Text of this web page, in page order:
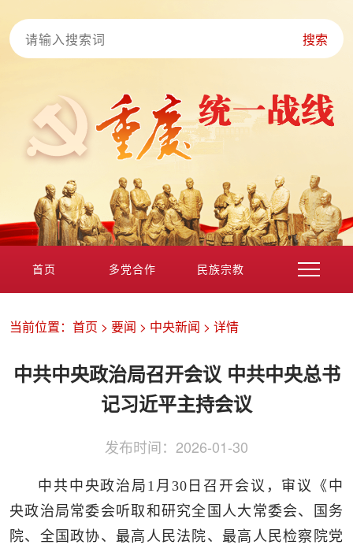
搜索
首页 多党合作 民族宗教
侨务工作 区县动态 统战历史文化
当前位置： 首页 > 要闻 > 中央新闻 > 详情
中共中央政治局召开会议 中共中央总书
记习近平主持会议
发布时间： 2026-01-30
中共中央政治局1月30日召开会议，审议《中
央政治局常委会听取和研究全国人大常委会、国务
院、全国政协、最高人民法院、最高人民检察院党